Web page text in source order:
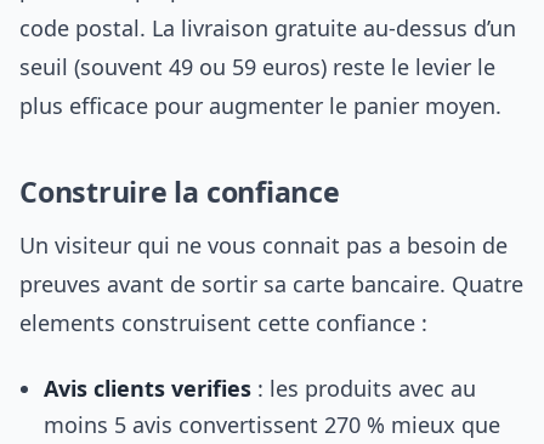
code postal. La livraison gratuite au-dessus d’un
seuil (souvent 49 ou 59 euros) reste le levier le
plus efficace pour augmenter le panier moyen.
Construire la confiance
Un visiteur qui ne vous connait pas a besoin de
preuves avant de sortir sa carte bancaire. Quatre
elements construisent cette confiance :
Avis clients verifies : les produits avec au
moins 5 avis convertissent 270 % mieux que